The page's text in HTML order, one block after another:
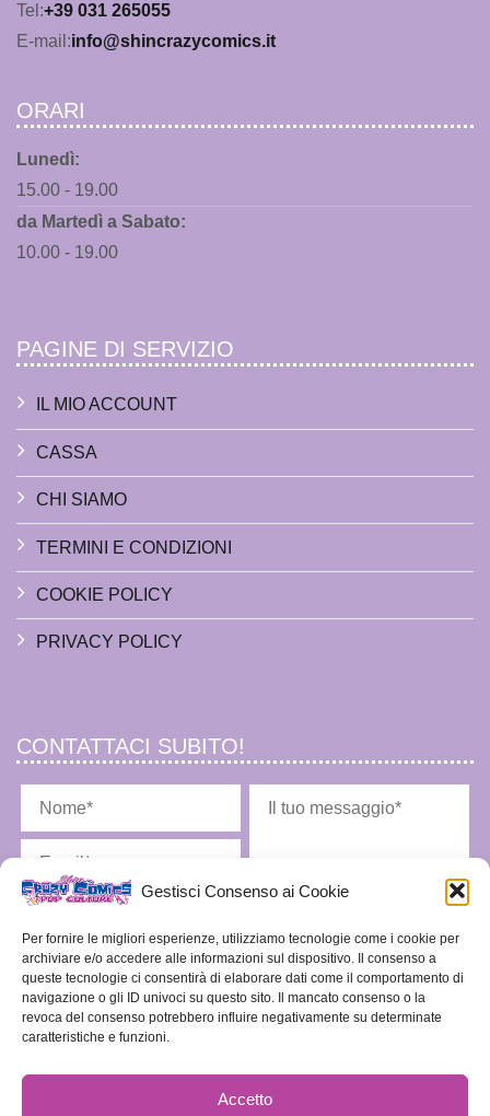
Gestisci Consenso ai Cookie
Per fornire le migliori esperienze, utilizziamo tecnologie come i cookie per
archiviare e/o accedere alle informazioni sul dispositivo. Il consenso a
queste tecnologie ci consentirà di elaborare dati come il comportamento di
navigazione o gli ID univoci su questo sito. Il mancato consenso o la
revoca del consenso potrebbero influire negativamente su determinate
caratteristiche e funzioni.
Accetto
Tel:+39 031 265055
E-mail:info@shincrazycomics.it
ORARI
Lunedì:
15.00 - 19.00
da Martedì a Sabato:
10.00 - 19.00
PAGINE DI SERVIZIO
IL MIO ACCOUNT
CASSA
CHI SIAMO
TERMINI E CONDIZIONI
COOKIE POLICY
PRIVACY POLICY
CONTATTACI SUBITO!
Ho letto l'informativa privacy e acconsento alla memorizzazione dei miei dati nel
vostro archivio secondo quanto stabilito dal regolamento europeo per la protezione dei
dati personali n. 679/2016, GDPR.